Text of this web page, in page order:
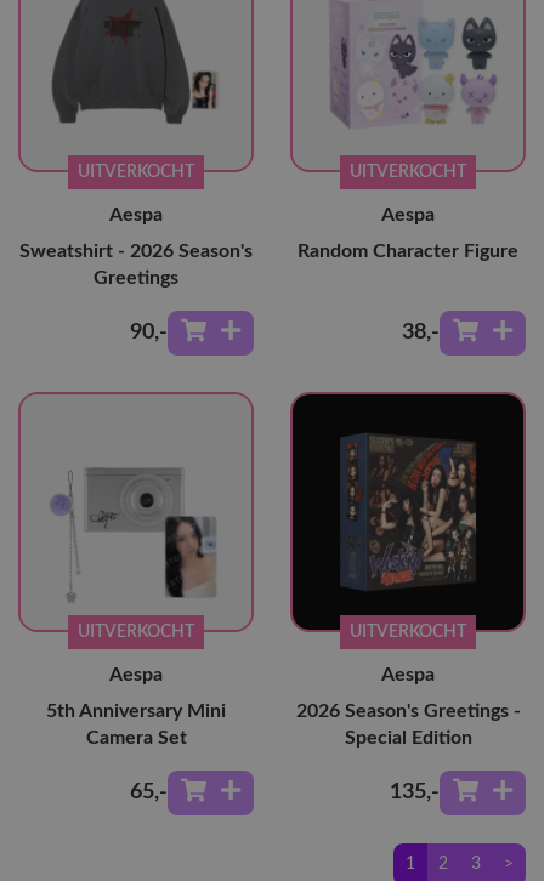
UITVERKOCHT
Aespa
Sweatshirt - 2026 Season's
Greetings
90,-
UITVERKOCHT
Aespa
Random Character Figure
38,-
UITVERKOCHT
Aespa
5th Anniversary Mini
Camera Set
65,-
UITVERKOCHT
Aespa
2026 Season's Greetings -
Special Edition
135,-
1 2 3 >